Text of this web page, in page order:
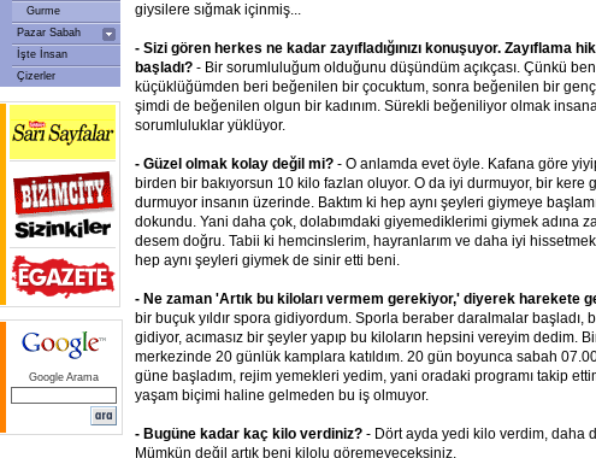
Gurme
Pazar Sabah
İşte İnsan
Çizerler
Google Arama
giysilere sığmak içinmiş...
- Sizi gören herkes ne kadar zayıfladığınızı konuşuyor. Zayıflama
başladı? - Bir sorumluluğum olduğunu düşündüm açıkçası. Çünkü ben
küçüklüğümden beri beğenilen bir çocuktum, sonra beğenilen bir genç
şimdi de beğenilen olgun bir kadınım. Sürekli beğeniliyor olmak
sorumluluklar yüklüyor.
- Güzel olmak kolay değil mi? - O anlamda evet öyle. Kafana göre
birden bir bakıyorsun 10 kilo fazlan oluyor. O da iyi durmuyor, bir kere
durmuyor insanın üzerinde. Baktım ki hep aynı şeyleri giymeye
dokundu. Yani daha çok, dolabımdaki giyemediklerimi giymek adına
desem doğru. Tabii ki hemcinslerim, hayranlarım ve daha iyi
hep aynı şeyleri giymek de sinir etti beni.
- Ne zaman 'Artık bu kiloları vermem gerekiyor,' diyerek harekete
bir buçuk yıldır spora gidiyordum. Sporla beraber daralmalar başladı,
gidiyor, acımasız bir şeyler yapıp bu kiloların hepsini vereyim dedim.
merkezinde 20 günlük kamplara katıldım. 20 gün boyunca sabah
güne başladım, rejim yemekleri yedim, yani oradaki programı takip
yaşam biçimi haline gelmeden bu iş olmuyor.
- Bugüne kadar kaç kilo verdiniz? - Dört ayda yedi kilo verdim, daha
Mümkün değil artık beni kilolu göremeyeceksiniz.